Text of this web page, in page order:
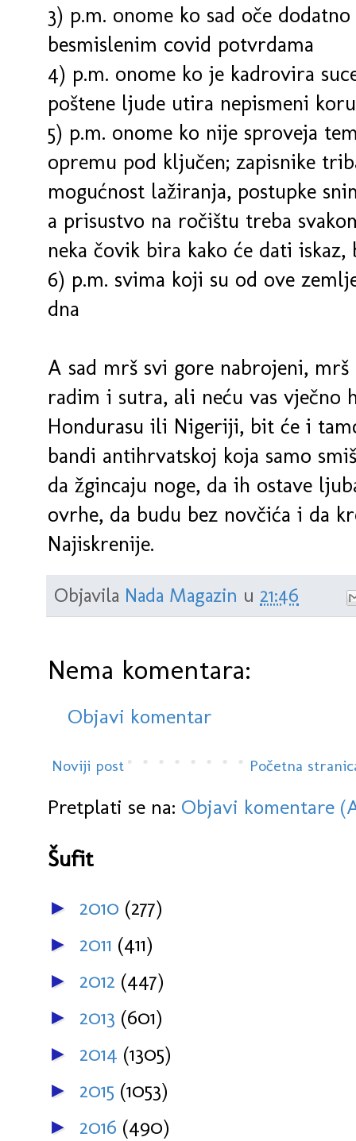
3) p.m. onome ko sad oče
besmislenim covid potvrdama
4) p.m. onome ko je kadrovira
poštene ljude utira nepismeni
5) p.m. onome ko nije sproveja
opremu pod ključen; zapisnike
mogućnost lažiranja, postupke
a prisustvo na ročištu treba
neka čovik bira kako će dati
6) p.m. svima koji su od ove
dna
A sad mrš svi gore nabrojeni, mrš
radim i sutra, ali neću vas
Hondurasu ili Nigeriji, bit će i
bandi antihrvatskoj koja samo
da žgincaju noge, da ih ostave
ovrhe, da budu bez novčića i da
Najiskrenije.
Objavila Nada Magazin u 21:46
Nema komentara:
Objavi komentar
Noviji post Početna
Pretplati se na: Objavi komentare
Šufit
► 2010 (277)
► 2011 (411)
► 2012 (447)
► 2013 (601)
► 2014 (1305)
► 2015 (1053)
► 2016 (490)